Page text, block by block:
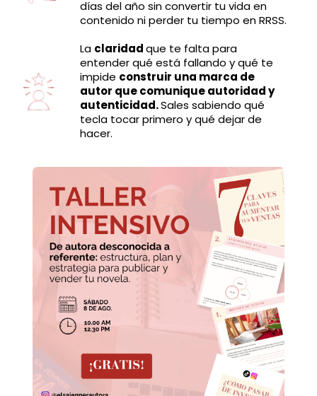
días del año sin convertir tu vida en
contenido ni perder tu tiempo en RRSS.
La claridadque te falta para
entender qué está fallando y qué te
impide construir una marca de
autor que comunique autoridad y
autenticidad.Sales sabiendo qué
tecla tocar primero y qué dejar de
hacer.